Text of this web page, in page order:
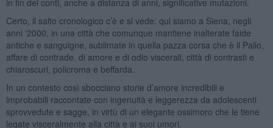
Certo, il salto cronologico c’è e si vede: qui siamo a Siena, negli
anni ‘2000, in una città che comunque mantiene inalterate faide
antiche e sanguigne, sublimate in quella pazza corsa che è il Palio,
affare di contrade, di amore e di odio viscerali, città di contrasti e
chiaroscuri, policroma e beffarda.
In un contesto così sbocciano storie d’amore incredibili e
improbabili raccontate con ingenuità e leggerezza da adolescenti
sprovvedute e sagge, in virtù di un elegante ossimoro che le tiene
legate visceralmente alla città e ai suoi umori.